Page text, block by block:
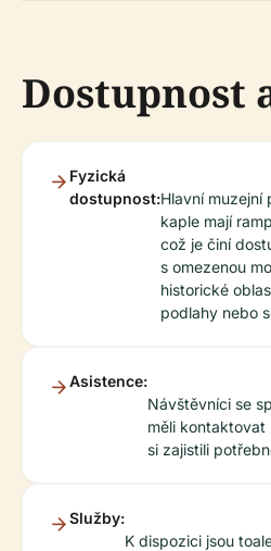
Dostupnost
Fyzická
dostupnost:Hlavní muzejní
kaple mají
což je činí
s omezenou
historické
podlahy nebo
Asistence:
Návštěvníci se
měli kontaktovat
si zajistili
Služby:
K dispozici jsou